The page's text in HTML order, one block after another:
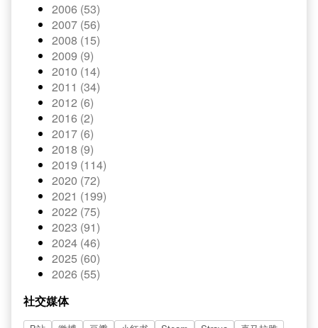
2006 (53)
2007 (56)
2008 (15)
2009 (9)
2010 (14)
2011 (34)
2012 (6)
2016 (2)
2017 (6)
2018 (9)
2019 (114)
2020 (72)
2021 (199)
2022 (75)
2023 (91)
2024 (46)
2025 (60)
2026 (55)
社交媒体